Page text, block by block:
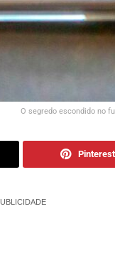
O segredo escondido no
Pinterest